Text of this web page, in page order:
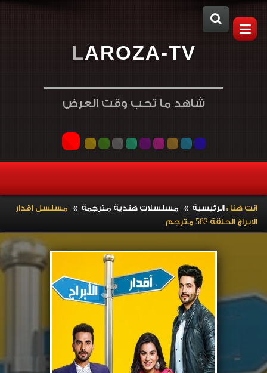
LAROZA-TV
شاهد ما تحب وقت العرض
انت هنا :الرئيسية » مسلسلات هندية مترجمة » مسلسل اقدار
الابراج الحلقة 582 مترجم